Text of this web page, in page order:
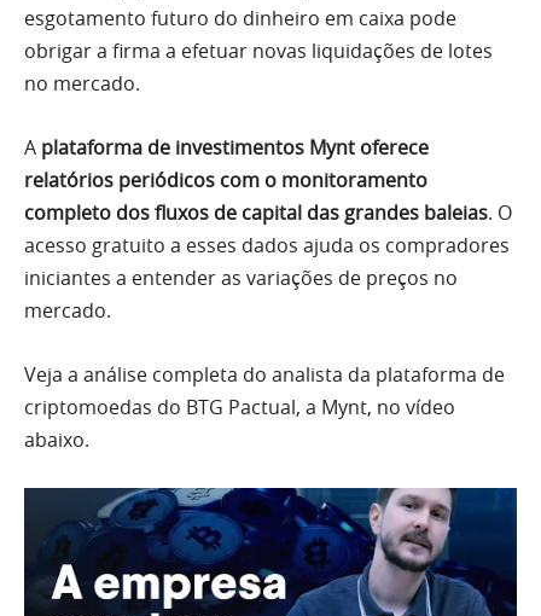
esgotamento futuro do dinheiro em caixa pode
obrigar a firma a efetuar novas liquidações de lotes
no mercado.
A plataforma de investimentos Mynt oferece
relatórios periódicos com o monitoramento
completo dos fluxos de capital das grandes baleias. O
acesso gratuito a esses dados ajuda os compradores
iniciantes a entender as variações de preços no
mercado.
Veja a análise completa do analista da plataforma de
criptomoedas do BTG Pactual, a Mynt, no vídeo
abaixo.